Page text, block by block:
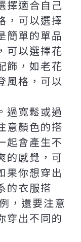
擇適合自己
，可以選擇
簡單的單品
可以選擇花
飾，如老花
風格，可以
過寬鬆或過
意顏色的搭
起會產生不
的感覺，可
果你想穿出
的衣服搭
，還要注意
穿出不同的